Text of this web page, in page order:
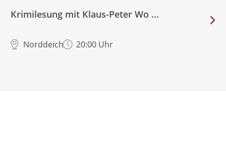
Krimilesung mit Klaus-Peter Wo ...
Norddeich 20:00 Uhr